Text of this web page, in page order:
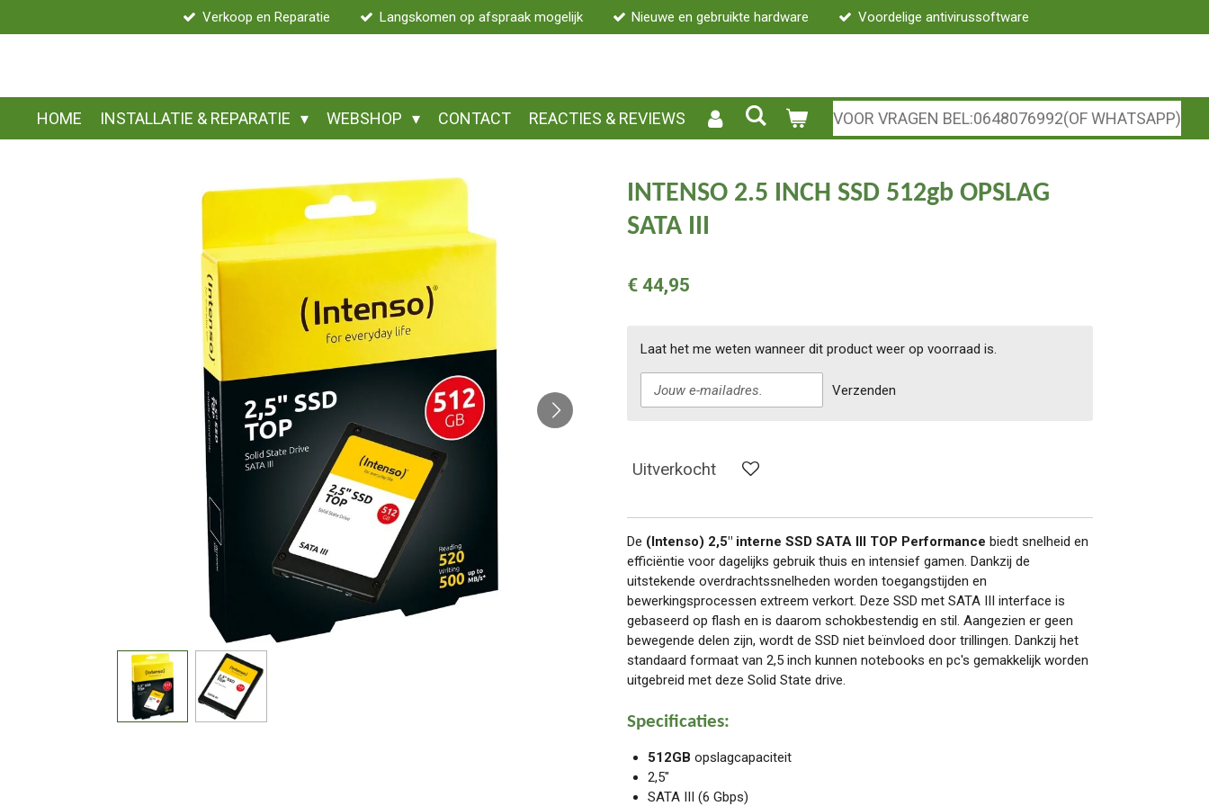
direct
hoofdinhoud
Verkoop en Reparatie Langskomen op afspraak mogelijk Nieuwe en gebruikte hardware Voordelige antivirussoftware
HOME INSTALLATIE & REPARATIE WEBSHOP CONTACT REACTIES & REVIEWS VOOR VRAGEN BEL:0648076992(OF WHATSAPP)
INTENSO 2.5 INCH SSD 512gb OPSLAG
SATA III
€ 44,95
Laat het me weten wanneer dit product weer op voorraad is.
Verzenden
Uitverkocht
De (Intenso) 2,5" interne SSD SATA III TOP Performance biedt snelheid en
efficiëntie voor dagelijks gebruik thuis en intensief gamen. Dankzij de
uitstekende overdrachtssnelheden worden toegangstijden en
bewerkingsprocessen extreem verkort. Deze SSD met SATA III interface is
gebaseerd op flash en is daarom schokbestendig en stil. Aangezien er geen
bewegende delen zijn, wordt de SSD niet beïnvloed door trillingen. Dankzij het
standaard formaat van 2,5 inch kunnen notebooks en pc's gemakkelijk worden
uitgebreid met deze Solid State drive.
Specificaties:
512GB opslagcapaciteit
2,5"
SATA III (6 Gbps)